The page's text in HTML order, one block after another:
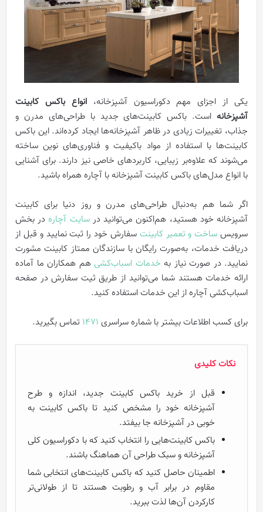
یکی از اجزای مهم دکوراسیون آشپزخانه،انواع باکس کابینت
آشپزخانه است. باکس کابینت‌های جدید با طراحی‌های مدرن و
جذاب، تغییرات زیادی در ظاهر آشپزخانه‌ها ایجاد کرده‌اند. این باکس
کابینت‌ها با استفاده از مواد باکیفیت و فناوری‌های نوین ساخته
می‌شوند که علاوه‌بر زیبایی، کاربردهای خاصی نیز دارند. برای آشنایی
با انواع مدل‌های باکس کابینت آشپزخانه با آچاره همراه باشید.
اگر شما هم به‌دنبال طراحی‌های مدرن و روز دنیا برای کابینت
آشپزخانه خود هستید، هم‌اکنون می‌توانید درسایت آچاره در بخش
سرویس ساخت و تعمیر کابینت سفارش خود را ثبت نمایید و قبل از
دریافت خدمات، به‌صورت رایگان با سازندگان ممتاز کابینت مشورت
نمایید. در صورت نیاز به خدمات اسباب‌کشی هم همکاران ما آماده
ارائه خدمات هستند شما می‌توانید از طریق ثیت سفارش در صفحه
اسباب‌کشی آچاره از این خدمات استفاده کنید.
برای کسب اطلاعات بیشتر با شماره سراسری 1471 تماس بگیرید.
نکات کلیدی
قبل از خرید باکس کابینت جدید، اندازه و طرح
آشپزخانه خود را مشخص کنید تا باکس کابینت به‌
خوبی در آشپزخانه جا بیفتد.
باکس کابینت‌هایی را انتخاب کنید که با دکوراسیون کلی
آشپزخانه و سبک طراحی آن هماهنگ باشند.
اطمینان حاصل کنید که باکس کابینت‌های انتخابی شما
مقاوم در برابر آب و رطوبت هستند تا از طولانی‌تر
کارکردن آن‌ها لذت ببرید.